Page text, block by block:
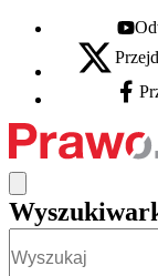
X - otwiera